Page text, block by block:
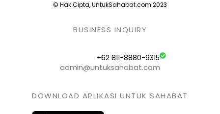
© Hak Cipta, UntukSahabat.com 2023
BUSINESS INQUIRY
+62 811-8880-9315
admin@untuksahabat.com
DOWNLOAD APLIKASI UNTUK SAHABAT